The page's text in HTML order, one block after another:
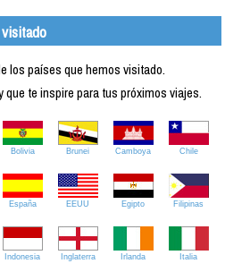
los países que hemos visitado.
te inspire para tus próximos viajes.
Bolivia Brunei Camboya Chile
España EEUU Egipto Filipinas
Indonesia Inglaterra Irlanda Italia